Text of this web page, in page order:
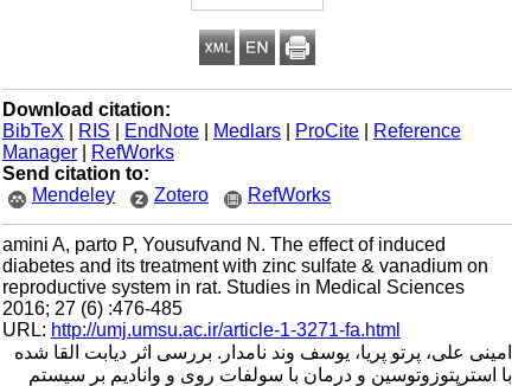
Download citation:
BibTeX
| RIS |EndNote |Medlars |ProCite |Reference
Manager
|RefWorks
Send citation to:
Mendeley
Zotero RefWorks
amini A, parto P, Yousufvand N. The effect of induced
diabetes and its treatment with zinc sulfate & vanadium on
reproductive system in rat. Studies in Medical Sciences
2016; 27 (6) :476-485
URL:http://umj.umsu.ac.ir/article-1-3271-fa.html
امینی علی، پرتو پریا، یوسف وند نامدار. بررسی اثر دیابت القا شده
با استرپتوزوتوسین و درمان با سولفات روی و وانادیم بر سیستم